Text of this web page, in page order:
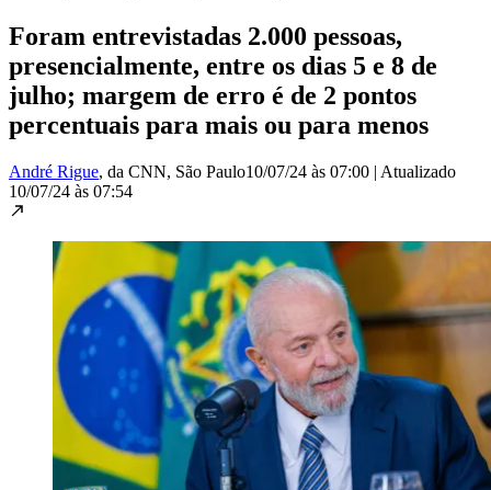
Foram entrevistadas 2.000 pessoas,
presencialmente, entre os dias 5 e 8 de
julho; margem de erro é de 2 pontos
percentuais para mais ou para menos
André Rigue, da CNN, São Paulo10/07/24 às 07:00 | Atualizado
10/07/24 às 07:54